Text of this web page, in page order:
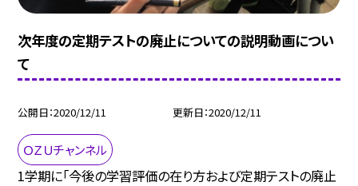
次年度の定期テストの廃止についての説明動画につい
て
公開日 2020/12/11 更新日 2020/12/11
ＯＺＵチャンネル
1学期に「今後の学習評価の在り方および定期テストの廃止